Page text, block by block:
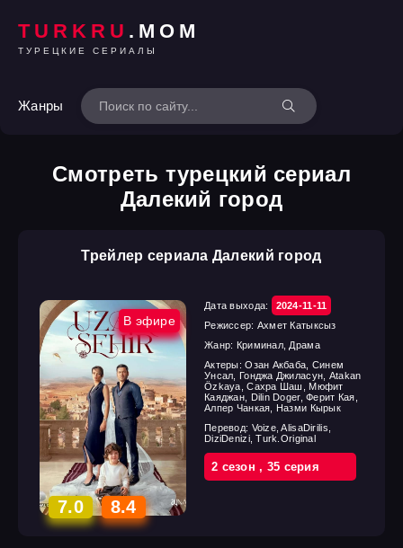
TURKRU .MOM
ТУРЕЦКИЕ СЕРИАЛЫ
Жанры
Смотреть турецкий сериал
Далекий город
Трейлер сериала Далекий город
В эфире
7.0 8.4
Дата выхода:
2024-11-11
Режиссер: Ахмет Катыксыз
Жанр: Криминал, Драма
Актеры:Озан Акбаба, Синем
Унсал, Гонджа Джиласун, Atakan
Özkaya, Сахра Шаш, Мюфит
Каяджан, Dilin Doger, Ферит Кая,
Алпер Чанкая, Назми Кырык
Перевод: Voize, AlisaDirilis,
DiziDenizi, Turk.Original
2 cезон, 35 cерия